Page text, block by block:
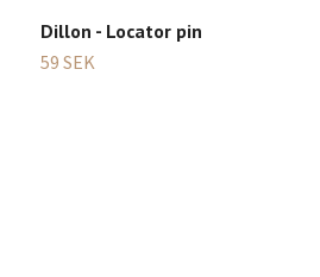
Dillon - Locator pin
59 SEK